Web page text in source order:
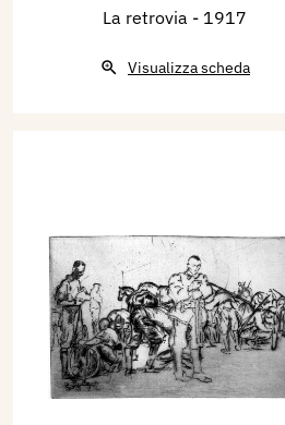
La retrovia - 1917
Visualizza scheda